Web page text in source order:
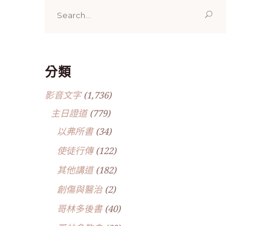
for:
分類
影音文字(1,736)
主日證道(779)
以弗所書(34)
使徒行傳(122)
其他講道(182)
創傷與醫治(2)
哥林多後書(40)